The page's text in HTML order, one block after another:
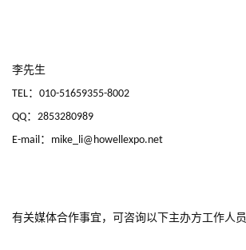
中
文
(
李先生
TEL： 010-51659355-8002
QQ： 2853280989
E-mail： mike_li@howellexpo.net
有关媒体合作事宜，可咨询以下主办方工作人员